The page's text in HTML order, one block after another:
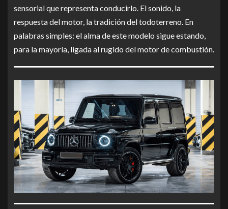
sensorial que representa conducirlo. El sonido, la
respuesta del motor, la tradición del todoterreno. En
palabras simples: el alma de este modelo sigue estando,
para la mayoría, ligada al rugido del motor de combustión.